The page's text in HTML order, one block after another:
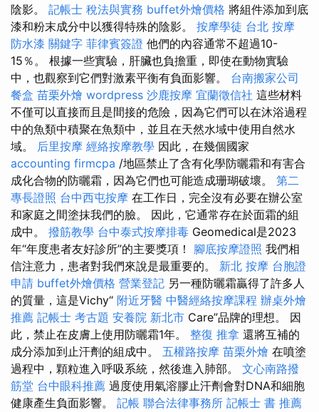
陰影。 記帳士 稅法與實務 buffet外燴價格 將組件添加到底
漆和粉末成分中以獲得特殊的陰影。 按摩學徒 台北 按摩
防水漆 關鍵字 菲律賓簽證 他們的內容通常不超過10-
15％。 根據一些實驗，肝臟也負擔重，即使在動物實驗
中，也觀察到它們對激素平衡有負面影響。 台南搬家公司
餐盒 苗栗外燴 wordpress 沙鹿按摩 宜蘭徵信社 這些材料
不僅可以直接而且是間接的危險，因為它們可以在沐浴過程
中的魚類中積聚在魚類中，並且在天然水域中使用自然水
域。 后里按摩 經絡按摩教學 因此，在幾個國家
accounting firmcpa /地區禁止了含有化學防曬霜和有害合
成化合物的防曬霜，因為它們也可能造成珊瑚破壞。 第二
專長證照 台中西屯按摩 在工作日，完全沒有必要在辦公室
和家庭之間塗抹我們的臉。 因此，它通常存在於面霜的組
成中。 撥筋教學 台中泰式按摩排毒 Geomedical是2023
年“年度患者友好診所”的主要獎項！ 腳底按摩證照 我們相
信注意力，患者對我們來說是最重要的。 新北 按摩 台胞證
申請 buffet外燴價格 營業登記 另一種防曬霜贏得了許多人
的質量，這是Vichy“ 附近牙醫 中醫經絡按摩課程 辦桌外燴
推薦 記帳士 考古題 安養院 新北市 Care”品牌的理想。 因
此，禁止在皮膚上使用防曬霜1年。 整復 推拿 還將互補的
成分添加到止汗劑的組成中。 五權路按摩 苗栗外燴 在噴塗
過程中，顆粒進入呼吸系統，然後進入肺部。 文心南路撥
筋堂 台中眼科推薦 過度使用氣溶膠止汗劑會對DNA和細胞
健康產生負面影響。 記帳 聯合法律事務所 記帳士 書 推薦